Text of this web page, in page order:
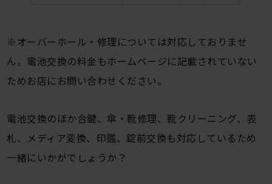
※オーバーホール・修理については対応しておりませ
ん。電池交換の料金もホームページに記載されていない
ためお店にお問い合わせください。
電池交換のほか合鍵、傘・靴修理、靴クリーニング、表
札、メディア変換、印鑑、錠前交換も対応しているため
一緒にいかがでしょうか？